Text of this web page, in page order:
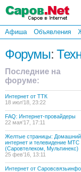
Афиша Объявления
Форумы:
Последние на
форуме:
Интернет от ТТК
18 июл’18, 23:22
FAQ: Интернет-провайдеры
22 мая’17, 17:11
Желтые страницы: Домашний
интернет и телевидение МТС
(Саровтелеком, Мультинекс)
25 фев’16, 13:11
Интернет от